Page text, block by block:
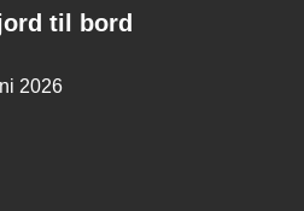
til bord
2026